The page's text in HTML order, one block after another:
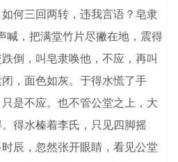
何三回两转，违我言语？皂隶
喊，把满堂竹片尽撇在地，震得
倒，叫皂隶唤他，不应，再叫
，面色如灰。于得水慌了手
是不应。也不管公堂之上，大
得水榛着李氏，只见四脚摇
辰，忽然张开眼睛，看见公堂